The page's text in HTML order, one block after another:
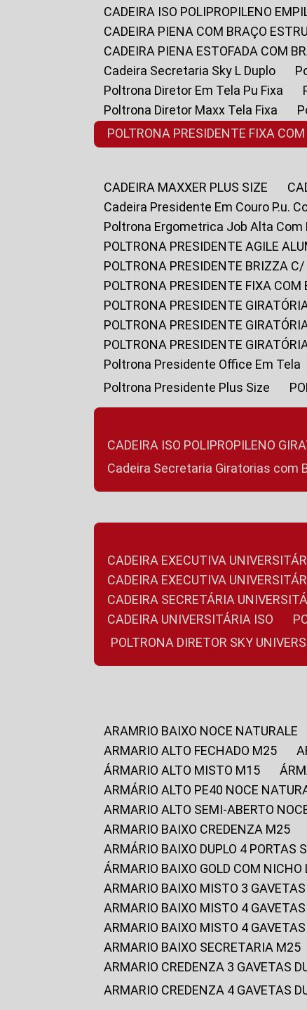
CADEIRA ISO POLIPROPILENO
CADEIRA PIENA COM BRAÇO
CADEIRA PIENA ESTOFADA COM
Cadeira Secretaria Sky L Duplo
Poltrona Diretor Em Tela Pu Fixa
Poltrona Diretor Maxx Tela Fixa
POLTRONA PRESIDENTE FIXA
CADEIRA MAXXER PLUS SIZE
Cadeira Presidente Em Couro P.u.
Poltrona Ergometrica Job Alta Com
POLTRONA PRESIDENTE AGILE
POLTRONA PRESIDENTE BRIZZA
POLTRONA PRESIDENTE FIXA
POLTRONA PRESIDENTE
POLTRONA PRESIDENTE
POLTRONA PRESIDENTE
Poltrona Presidente Office Em Tela
Poltrona Presidente Plus Size
CADEIRA ISO POLIPROPILENO
Cadeira Secretaria Giratorias com
CADEIRA EXECUTIVA
CADEIRA EXECUTIVA
CADEIRA SECRETÁRIA
CADEIRA UNIVERSITÁRIA ISO
POLTRONA DIRETOR SKY
ARAMRIO BAIXO NOCE NATURALE
ARMARIO ALTO FECHADO M25
ÁRMARIO ALTO MISTO M15
ARMÁRIO ALTO PE40 NOCE
ARMARIO ALTO SEMI-ABERTO
ARMARIO BAIXO CREDENZA M25
ARMÁRIO BAIXO DUPLO 4 PORTAS
ÁRMARIO BAIXO GOLD COM
ARMARIO BAIXO MISTO 3
ARMARIO BAIXO MISTO 4
ARMARIO BAIXO MISTO 4
ARMARIO BAIXO SECRETARIA M25
ARMARIO CREDENZA 3 GAVETAS
ARMARIO CREDENZA 4 GAVETAS